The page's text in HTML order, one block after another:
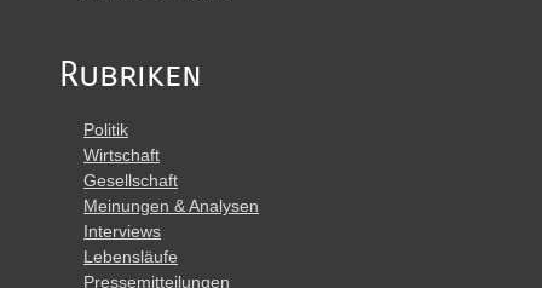
Rubriken
Politik
Wirtschaft
Gesellschaft
Meinungen & Analysen
Interviews
Lebensläufe
Pressemitteilungen